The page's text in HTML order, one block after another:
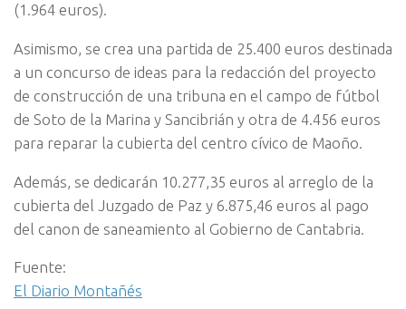
(1.964 euros).
Asimismo, se crea una partida de 25.400 euros destinada
a un concurso de ideas para la redacción del proyecto
de construcción de una tribuna en el campo de fútbol
de Soto de la Marina y Sancibrián y otra de 4.456 euros
para reparar la cubierta del centro cívico de Maoño.
Además, se dedicarán 10.277,35 euros al arreglo de la
cubierta del Juzgado de Paz y 6.875,46 euros al pago
del canon de saneamiento al Gobierno de Cantabria.
Fuente:
El Diario Montañés